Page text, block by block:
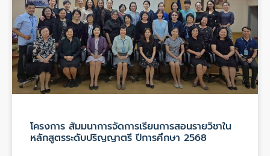
โครงการ สัมมนาการจัดการเรียนการสอนรายวิชาใน
หลักสูตรระดับปริญญาตรี ปีการศึกษา 2568